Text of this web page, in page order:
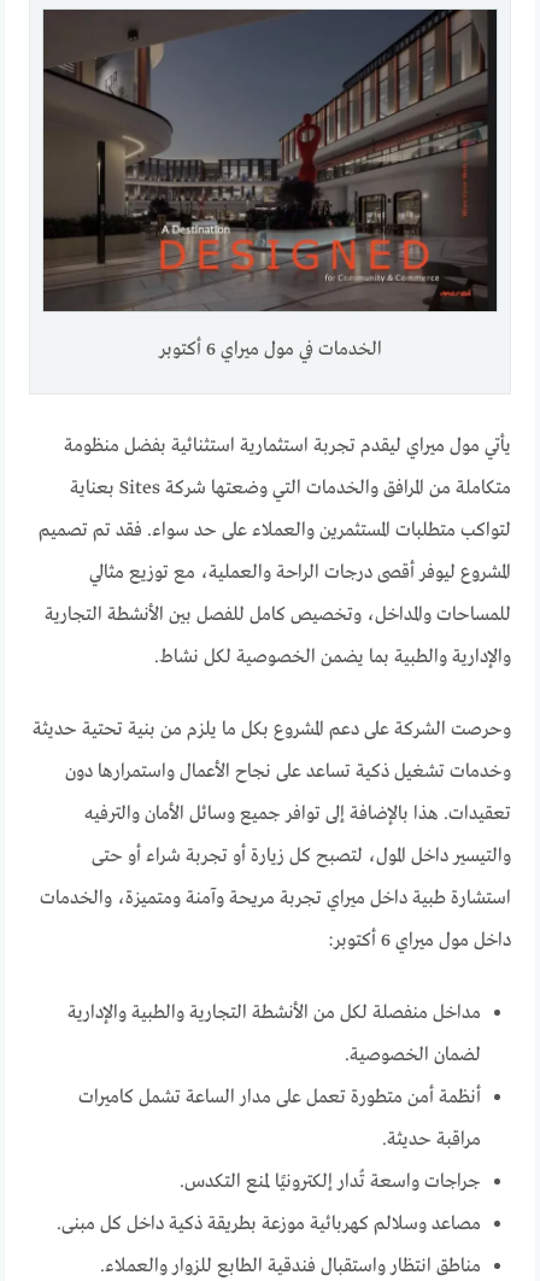
الخدمات في مول ميراي 6 أكتوبر
يأتي مول ميراي ليقدم تجربة استثمارية استثنائية بفضل منظومة
متكاملة من المرافق والخدمات التي وضعتها شركة Sites بعناية
لتواكب متطلبات المستثمرين والعملاء على حد سواء. فقد تم تصميم
المشروع ليوفر أقصى درجات الراحة والعملية، مع توزيع مثالي
للمساحات والمداخل، وتخصيص كامل للفصل بين الأنشطة التجارية
والإدارية والطبية بما يضمن الخصوصية لكل نشاط.
وحرصت الشركة على دعم المشروع بكل ما يلزم من بنية تحتية حديثة
وخدمات تشغيل ذكية تساعد على نجاح الأعمال واستمرارها دون
تعقيدات. هذا بالإضافة إلى توافر جميع وسائل الأمان والترفيه
والتيسير داخل المول، لتصبح كل زيارة أو تجربة شراء أو حتى
استشارة طبية داخل ميراي تجربة مريحة وآمنة ومتميزة، والخدمات
داخل مول ميراي 6 أكتوبر:
مداخل منفصلة لكل من الأنشطة التجارية والطبية والإدارية
لضمان الخصوصية.
أنظمة أمن متطورة تعمل على مدار الساعة تشمل كاميرات
مراقبة حديثة.
جراجات واسعة تُدار إلكترونيًا لمنع التكدس.
مصاعد وسلالم كهربائية موزعة بطريقة ذكية داخل كل مبنى.
مناطق انتظار واستقبال فندقية الطابع للزوار والعملاء.